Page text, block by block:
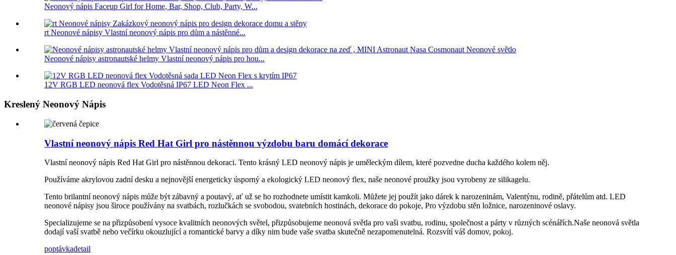
Neonový nápis Faceup Girl for Home, Bar, Shop, Club, Party, W...
rt Neonové nápisy Vlastní neonový nápis pro dům a nástěnné...
Neonové nápisy astronautské helmy Vlastní neonový nápis pro hou...
12V RGB LED neonová flex Vodotěsná IP67 LED Neon Flex ...
Kreslený Neonový Nápis
Vlastní neonový nápis Red Hat Girl pro nástěnnou výzdobu baru domácí dekorace
Vlastní neonový nápis Red Hat Girl pro nástěnnou dekoraci. Tento krásný LED neonový nápis je uměleckým dílem, které pozvedne ducha každého kolem něj.
Používáme akrylovou zadní desku a nejnovější energeticky úsporný a ekologický LED neonový flex, naše neonové proužky jsou vyrobeny ze silikagelu.
Tento brilantní neonový nápis může být zábavný a poutavý, ať už se ho rozhodnete umístit kamkoli. Můžete jej použít jako dárek k narozeninám, Valentýnu, rodině, přátelům atd. LED
neonové nápisy jsou široce používány na svatbách, rozlučkách se svobodou, svatebních hostinách, dekorace do pokoje, Pro výzdobu stěn ložnice, narozeninové oslavy.
Specializujeme se na přizpůsobení vysoce kvalitních neonových světel, přizpůsobujeme neonová světla pro vaši svatbu, rodinu, společnost a párty v různých scénářích.Naše neonová světla
dodají vaší svatbě nebo večírku okouzlující a romantické barvy a díky nim bude vaše svatba skutečně nezapomenutelná. Rozsvítí váš domov, pokoj.
poptávkadetail